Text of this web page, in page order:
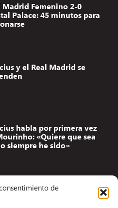
de
Madrid Femenino 2-0
Palace: 45 minutos para
y el Real Madrid se
habla por primera vez
«Quiere que sea
siempre he sido»